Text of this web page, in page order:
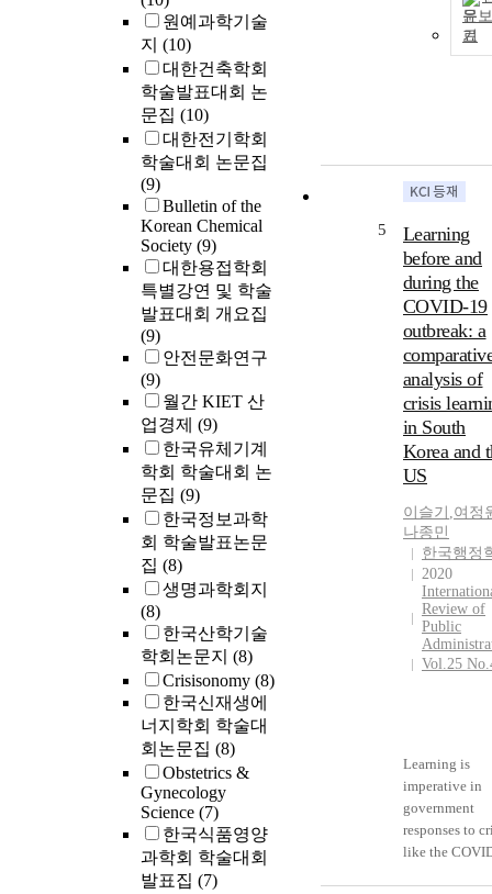
원예과학기술
지 (10)
대한건축학회
학술발표대회 논
문집 (10)
대한전기학회
학술대회 논문집
(9)
Bulletin of the
Korean Chemical
Society (9)
대한용접학회
특별강연 및 학술
발표대회 개요집
(9)
안전문화연구
(9)
월간 KIET 산
업경제 (9)
한국유체기계
학회 학술대회 논
문집 (9)
한국정보과학
회 학술발표논문
집 (8)
생명과학회지
(8)
한국산학기술
학회논문지 (8)
Crisisonomy (8)
한국신재생에
너지학회 학술대
회논문집 (8)
Obstetrics &
Gynecology
Science (7)
한국식품영양
과학회 학술대회
발표집 (7)
문보
기
5
Learning
before and
during the
COVID-19
outbreak: a
analysis of
crisis
in South
Korea and
US
이슬기 ,여정
나종민
한국행정
2020
Review of
Public
Vol.25
Learning is
imperative in
government
responses to
like the